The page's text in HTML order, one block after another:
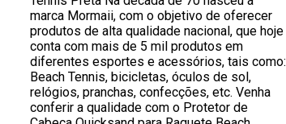
marca Mormaii, com o objetivo de oferecer
produtos de alta qualidade nacional, que hoje
conta com mais de 5 mil produtos em
diferentes esportes e acessórios, tais como:
Beach Tennis, bicicletas, óculos de sol,
relógios, pranchas, confecções, etc. Venha
conferir a qualidade com o Protetor de